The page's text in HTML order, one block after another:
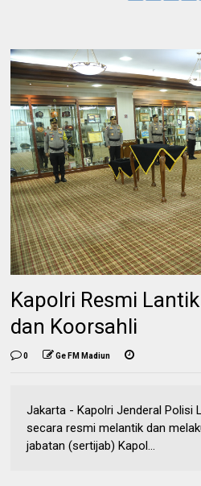
Kapolri Resmi
dan Koorsahli
0 Ge FM Madiun
Jakarta - Kapolri Jenderal Polisi
secara resmi melantik dan
jabatan (sertijab) Kapol...